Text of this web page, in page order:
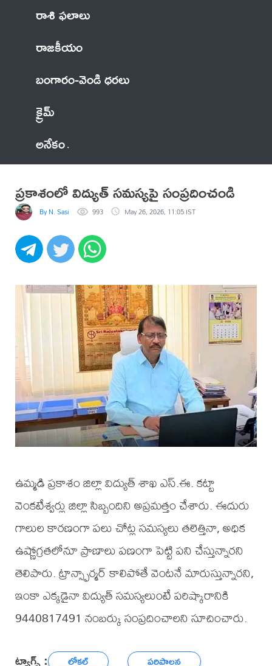
రాశి ఫలాలు
రాజకీయం
బంగారం-వెండి ధరలు
క్రైమ్
అనేకం
ప్రకాశంలో విద్యుత్ సమస్యపై సంప్రదించండి
By N. Sasi 993 May 26, 2026, 11:05 IST
ఉమ్మడి ప్రకాశం జిల్లా విద్యుత్ శాఖ ఎస్.ఈ. కట్టా
వెంకటేశ్వర్లు జిల్లా సిబ్బందిని అప్రమత్తం చేశారు. ఈదురు
గాలుల కారణంగా పలు చోట్ల సమస్యలు తలెత్తినా, అధిక
ఉష్ణోగ్రతలోనూ ప్రాణాలు పణంగా పెట్టి పని చేస్తున్నారని
తెలిపారు. ట్రాన్స్ఫార్మర్ కాలిపోతే వెంటనే మారుస్తున్నారని,
ఇంకా ఎక్కడైనా విద్యుత్ సమస్యలుంటే పరిష్కారానికి
9440817491 నంబర్కు సంప్రదించాలని సూచించారు.
ట్యాగ్స్ : లోకల్ పరిపాలన